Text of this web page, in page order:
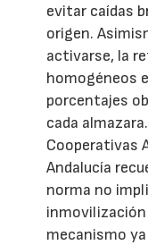
evitar caídas
origen.
activarse, la
homogéneos
porcentajes
cada almazara.
Cooperativas
Andalucía
norma no
inmovilización
mecanismo